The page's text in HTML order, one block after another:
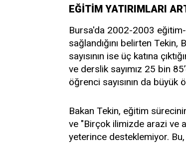
EĞİTİM YATIRIMLARI
Bursa'da 2002-2003
sağlandığını belirten Tekin,
sayısının ise üç katına
ve derslik sayımız 25 bin
öğrenci sayısının da büyük
Bakan Tekin, eğitim
ve "Birçok ilimizde arazi ve
yeterince desteklemiyor.